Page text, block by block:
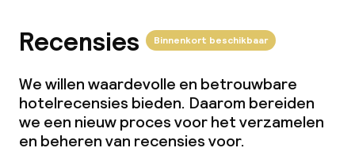
Recensies Binnenkort beschikbaar
We willen waardevolle en betrouwbare
hotelrecensies bieden. Daarom bereiden
we een nieuw proces voor het verzamelen
en beheren van recensies voor.